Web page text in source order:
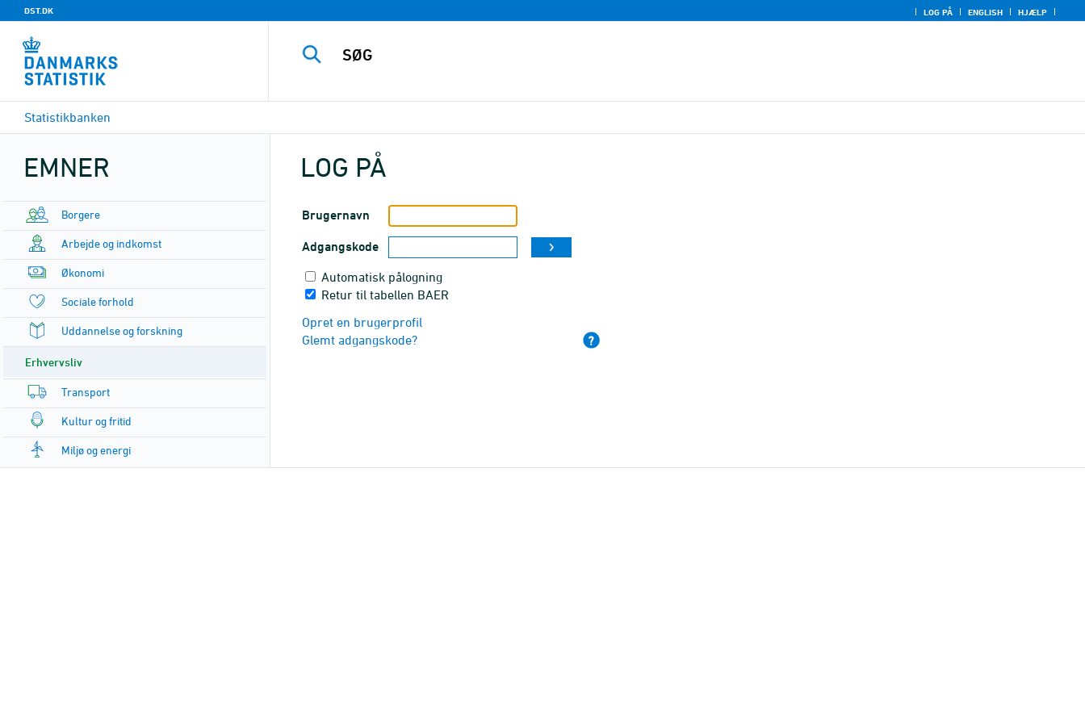
DST.DK LOG PÅ ENGLISH HJÆLP
Statistikbanken
EMNER
Borgere
Arbejde og indkomst
Økonomi
Sociale forhold
Uddannelse og forskning
Erhvervsliv
Transport
Kultur og fritid
Miljø og energi
LOG PÅ
Brugernavn
Adgangskode
Automatisk pålogning
Retur til tabellen BAER
Opret en brugerprofil
Glemt adgangskode?